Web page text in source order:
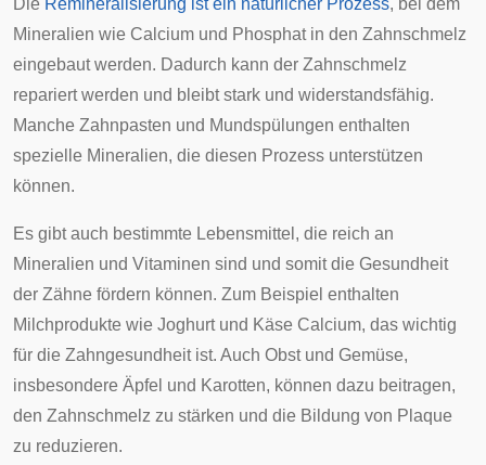
Die Remineralisierung ist ein natürlicher Prozess, bei dem
Mineralien wie Calcium und Phosphat in den Zahnschmelz
eingebaut werden. Dadurch kann der Zahnschmelz
repariert werden und bleibt stark und widerstandsfähig.
Manche Zahnpasten und Mundspülungen enthalten
spezielle Mineralien, die diesen Prozess unterstützen
können.
Es gibt auch bestimmte Lebensmittel, die reich an
Mineralien und Vitaminen sind und somit die Gesundheit
der Zähne fördern können. Zum Beispiel enthalten
Milchprodukte wie Joghurt und Käse Calcium, das wichtig
für die Zahngesundheit ist. Auch Obst und Gemüse,
insbesondere Äpfel und Karotten, können dazu beitragen,
den Zahnschmelz zu stärken und die Bildung von Plaque
zu reduzieren.